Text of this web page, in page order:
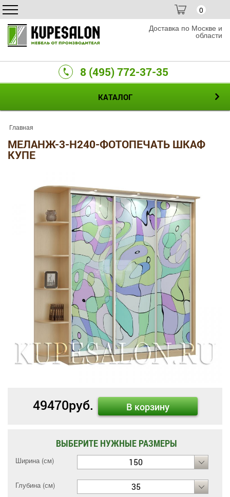
0
Доставка по Москве и
области
8 (495) 772-37-35
КАТАЛОГ
Главная
МЕЛАНЖ-3-H240-ФОТОПЕЧАТЬ ШКАФ
КУПЕ
49470руб. В корзину
ВЫБЕРИТЕ НУЖНЫЕ РАЗМЕРЫ
Ширина (см) 150
Глубина (см) 35